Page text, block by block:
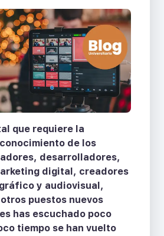
que requiere la
de los
desarrolladores,
digital, creadores
y audiovisual,
puestos nuevos
has escuchado poco
tiempo se han vuelto